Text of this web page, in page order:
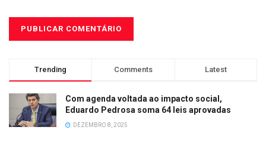
Trending Comments Latest
Com agenda voltada ao impacto social,
Eduardo Pedrosa soma 64 leis aprovadas
DEZEMBRO 8, 2025